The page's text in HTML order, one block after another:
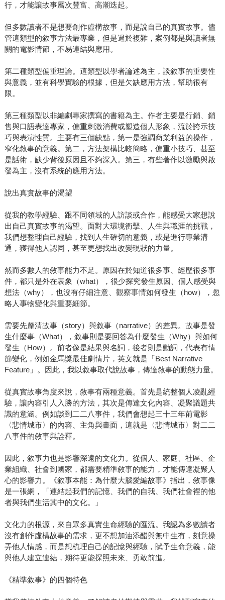
行，才能讓故事層次豐富、高潮迭起。
但多數讀者不是想要創作虛構故事，而是說自己的真實故事。儘
管這類型的敘事方法最專業，但是過於複雜，案例都是與讀者無
關的電影情節，不易連結與應用。
第二種類型偏重理論。這類型以學者論述為主，談敘事的重要性
與意義，並有科學實驗的根據，但是欠缺應用方法，幫助很有
限。
第三種類型以非編劇專家撰寫的書籍為主。作者主要是行銷、銷
售與口語表達專家，偏重刺激消費或塑造個人形象，流於誇示技
巧與表演性質。主要有三個缺點，第一是強調商業利益的操作，
窄化敘事的意義。第二，方法架構比較簡略，偏重小技巧、甚至
是話術，缺少背後原因且不夠深入。第三，有些著作以激勵與啟
發為主，沒有系統的應用方法。
說出真實故事的渴望
從我的教學經驗、跟不同領域的人訪談或合作，能感受大家想說
出自己真實故事的渴望。面對大環境衝擊、人生與職涯的挑戰，
我們想整理自己經驗，找到人生確切的意義，或是進行專業溝
通，獲得他人認同，甚至更想找出改變現狀的力量。
然而多數人的敘事能力不足。原因在於知道很多事、經歷很多事
件，都只是外在表象（what），很少探究發生原因、個人感受與
想法（why），也沒有仔細注意、觀察事情如何發生（how），忽
略人事物變化與重要細節。
需要先釐清故事（story）與敘事（narrative）的差異。故事是發
生什麼事（What），敘事則是要回答為什麼發生（Why）與如何
發生（How）。前者像是結果與名詞，後者則是動詞，代表有情
節變化，例如金馬獎最佳劇情片，英文就是「Best Narrative
Feature」。因此，我以敘事取代說故事，傳達敘事的動態力量。
從真實故事角度來說，敘事有兩種意義。首先是統整個人凌亂經
驗，讓內容引人入勝的方法，其次是傳達文化內容、凝聚議題共
識的意涵。例如談到二二八事件，我們會想起三十三年前電影
〈悲情城市〉的內容、主角與畫面，這就是〈悲情城市〉對二二
八事件的敘事與詮釋。
因此，敘事力也是影響深遠的文化力。從個人、家庭、社區、企
業組織、社會到國家，都需要精準敘事的能力，才能傳達凝聚人
心的影響力。《敘事本能：為什麼大腦愛編故事》指出，敘事像
是一張網，「連結起我們的記憶、我們的自我、我們社會裡的他
者與我們生活其中的文化。」
文化力的根源，來自眾多真實生命經驗的匯流。我認為多數讀者
沒有創作虛構故事的需求，更不想加油添醋與無中生有，刻意操
弄他人情感，而是想梳理自己的記憶與經驗，賦予生命意義，能
與他人建立連結，期待更能探照未來、勇敢前進。
《精準敘事》的四個特色